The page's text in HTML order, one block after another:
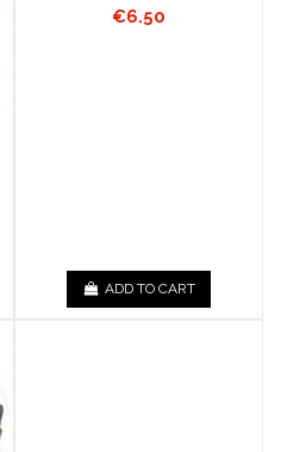
€6.50
ADD TO CART